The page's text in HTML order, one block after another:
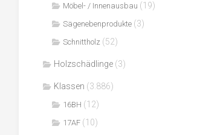
Möbel- / Innenausbau (19)
Sägenebenprodukte (3)
Schnittholz (52)
Holzschädlinge (3)
Klassen (3.886)
16BH (12)
17AF (10)